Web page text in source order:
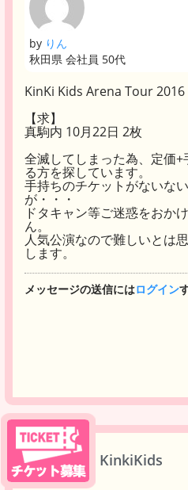
by りん
秋田県 会社員 50代
KinKi Kids Arena Tour 2016
【求】
真駒内 10月22日 2枚
全滅してしまった為、定価
る方を探しています。
手持ちのチケットがないな
が・・・
ドタキャン等ご迷惑をおか
ん。
人気公演なので難しいとは
します。
メッセージの送信にはログイン
KinkiKids